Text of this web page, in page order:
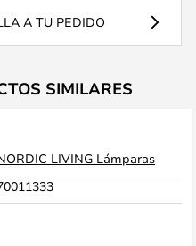
A TU PEDIDO
SIMILARES
LIVING Lámparas